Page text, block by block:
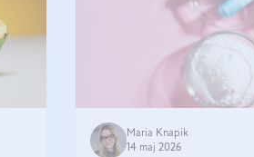
Maria Knapik
14 maj 2026